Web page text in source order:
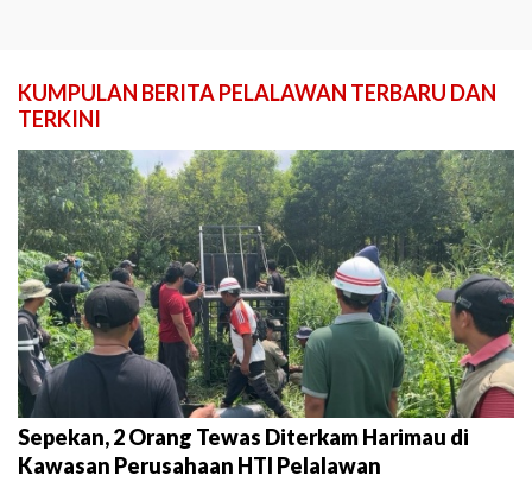
KUMPULAN BERITA PELALAWAN TERBARU DAN
TERKINI
Sepekan, 2 Orang Tewas Diterkam Harimau di
Kawasan Perusahaan HTI Pelalawan